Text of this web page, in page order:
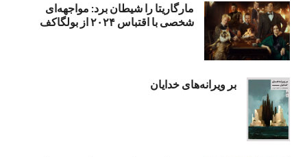
مارگاریتا را شیطان برد: مواجهه‌ای
شخصی با اقتباس ۲۰۲۴ از بولگاکف
بر ویرانه‌های خدایان